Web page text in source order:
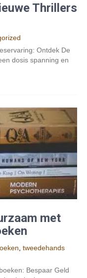
Thrillers
Ontdek De
dosis spanning en
met
tweedehands
Bespaar Geld